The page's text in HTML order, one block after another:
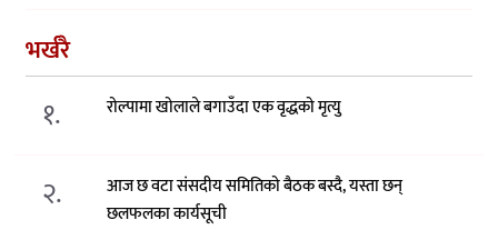
भर्खरै
१. रोल्पामा खोलाले बगाउँदा एक वृद्धको मृत्यु
२.
आज छ वटा संसदीय समितिको बैठक बस्दै, यस्ता छन्
छलफलका कार्यसूची